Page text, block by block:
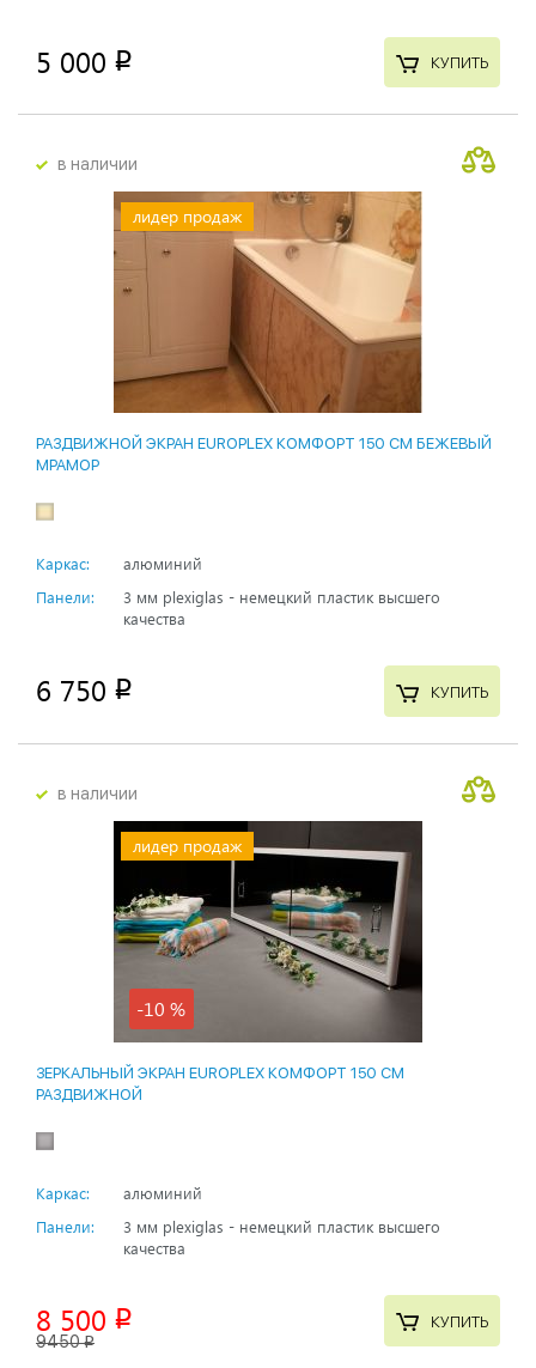
5 000 p КУПИТЬ
в наличии
лидер продаж
РАЗДВИЖНОЙ ЭКРАН EUROPLEX КОМФОРТ 150 СМ БЕЖЕВЫЙ
МРАМОР
Каркас:
алюминий
Панели:
3 мм plexiglas - немецкий пластик высшего
качества
6 750 p КУПИТЬ
в наличии
лидер продаж
-10 %
ЗЕРКАЛЬНЫЙ ЭКРАН EUROPLEX КОМФОРТ 150 СМ
РАЗДВИЖНОЙ
Каркас:
алюминий
Панели:
3 мм plexiglas - немецкий пластик высшего
качества
8 500 p
9450p
КУПИТЬ